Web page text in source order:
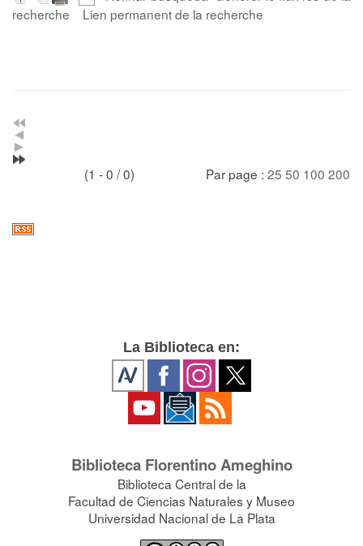
recherche
Lien permanent de la recherche
(1 - 0 / 0) Par page : 25 50 100 200
La Biblioteca en:
Biblioteca Florentino Ameghino
Biblioteca Central de la
Facultad de Ciencias Naturales y Museo
Universidad Nacional de La Plata